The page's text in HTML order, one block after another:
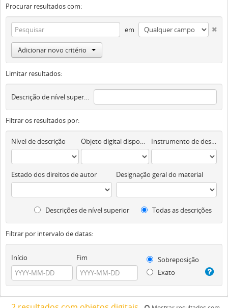
Procurar resultados com:
em
Adicionar novo critério
Limitar resultados:
Descrição de nível superior
Filtrar os resultados por:
Nível de descrição Objeto digital disponível Instrumento de descrição documental
Estado dos direitos de autor Designação geral do material
Descrições de nível superior Todas as descrições
Filtrar por intervalo de datas:
Início Fim
Sobreposição
Exato